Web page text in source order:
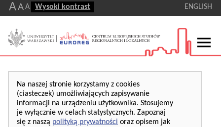
AA A Wysoki kontrast ENGLISH
Na naszej stronie korzystamy z cookies
(ciasteczek) umożliwiających zapisywanie
informacji na urządzeniu użytkownika. Stosujemy
je wyłącznie w celach statystycznych. Zapoznaj
się z naszą polityką prywatności oraz opisem jak